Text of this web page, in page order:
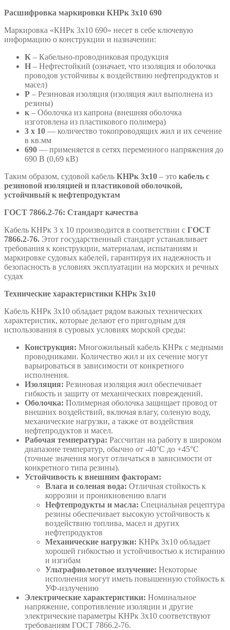
Расшифровка маркировки КНРк 3х10 690
Маркировка «КНРк 3х10 690» несет в себе ключевую
информацию о конструкции и назначении:
К – Кабельно-проводниковая продукция
Н – Нефтестойкий (означает, что изоляция и оболочка
проводов устойчивы к воздействию нефтепродуктов и
масел)
Р – Резиновая изоляция (изоляция жил выполнена из
резины)
к – Оболочка из капрона (внешняя оболочка
изготовлена из пластикового полимера)
3 х 10 — количество токопроводящих жил и их сечение
в кв.мм
690 — применяется в сетях переменного напряжения до
690 В (0,69 кВ)
Таким образом, судовой кабель КНРк 3х10 – это кабель с
резиновой изоляцией и пластиковой оболочкой,
устойчивый к нефтепродуктам
ГОСТ 7866.2-76: Стандарт качества
Кабель КНРк 3 х 10 производится в соответствии с ГОСТ
7866.2-76. Этот государственный стандарт устанавливает
требования к конструкции, материалам, испытаниям и
маркировке судовых кабелей, гарантируя их надежность и
безопасность в условиях эксплуатации на морских и речных
судах
Технические характеристики КНРк 3х10
Кабель КНРк 3х10 обладает рядом важных технических
характеристик, которые делают его пригодным для
использования в суровых условиях морской среды:
Конструкция: Многожильный кабель КНРк с медными
проводниками. Количество жил и их сечение могут
варьироваться в зависимости от конкретного
исполнения.
Изоляция: Резиновая изоляция жил обеспечивает
гибкость и защиту от механических повреждений.
Оболочка: Полимерная оболочка защищает провод от
внешних воздействий, включая влагу, соленую воду,
механические нагрузки, а также от воздействия
нефтепродуктов и масел.
Рабочая температура: Рассчитан на работу в широком
диапазоне температур, обычно от -40°C до +45°C
(точные значения могут отличаться в зависимости от
конкретного типа резины).
Устойчивость к внешним факторам:
Влага и соленая вода: Отличная стойкость к
коррозии и проникновению влаги
Нефтепродукты и масла: Специальная рецептура
резины обеспечивает высокую устойчивость к
воздействию топлива, масел и других
нефтепродуктов
Механические нагрузки: КНРк 3х10 обладает
хорошей гибкостью и устойчивостью к истиранию
и изгибам
Ультрафиолетовое излучение: Некоторые
исполнения могут иметь повышенную стойкость к
УФ-излучению
Электрические характеристики: Номинальное
напряжение, сопротивление изоляции и другие
электрические параметры КНРк 3х10 соответствуют
требованиям ГОСТ 7866.2-76.